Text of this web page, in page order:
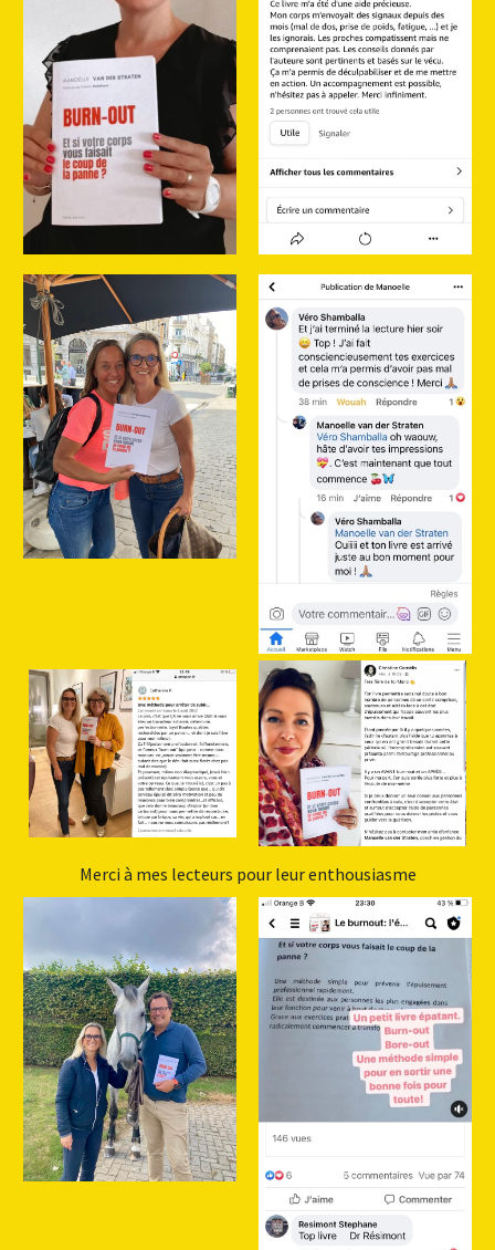
Merci à mes lecteurs pour leur enthousiasme